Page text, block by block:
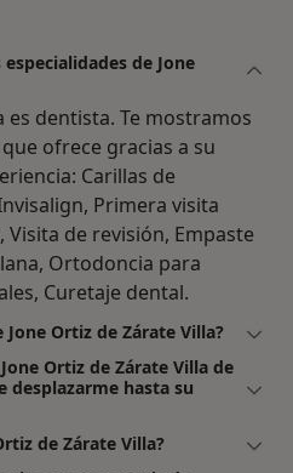
de Jone
es dentista. Te mostramos
ofrece gracias a su
Carillas de
Primera visita
de revisión, Empaste
Ortodoncia para
Curetaje dental.
Ortiz de Zárate Villa?
Ortiz de Zárate Villa de
desplazarme hasta su
de Zárate Villa?